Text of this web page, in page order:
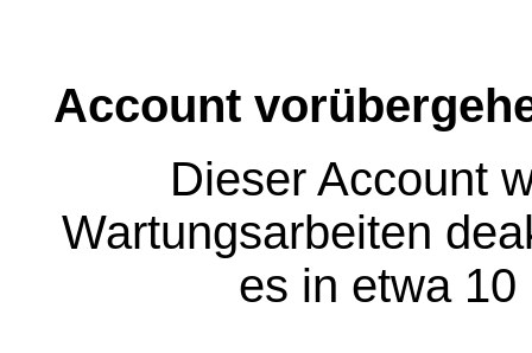
Account
Dieser Account
Wartungsarbeiten
es in etwa